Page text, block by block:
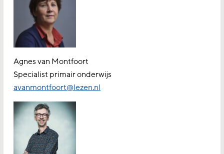
Agnes van Montfoort
Specialist primair onderwijs
avanmontfoort@lezen.nl